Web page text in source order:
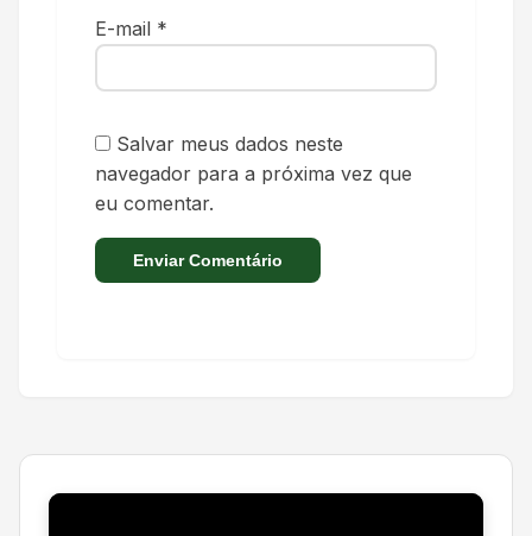
E-mail *
Salvar meus dados neste
navegador para a próxima vez que
eu comentar.